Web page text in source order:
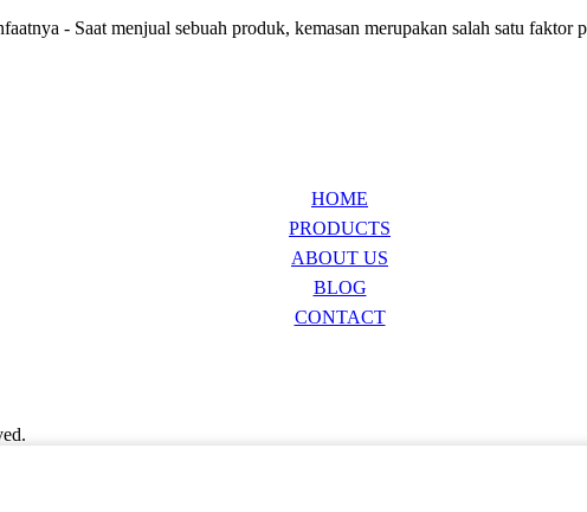
- Saat menjual sebuah produk, kemasan merupakan salah satu faktor
HOME
PRODUCTS
ABOUT US
BLOG
CONTACT